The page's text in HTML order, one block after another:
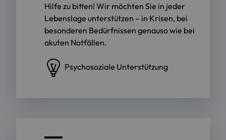
Hilfe zu bitten! Wir möchten Sie in jeder
Lebenslage unterstützen – in Krisen, bei
besonderen Bedürfnissen genauso wie bei
akuten Notfällen.
Psychosoziale Unterstützung